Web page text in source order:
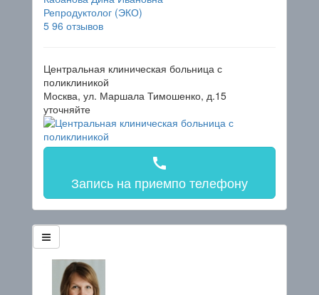
Репродуктолог (ЭКО)
5 96 отзывов
Центральная клиническая больница с
поликлиникой
Москва, ул. Маршала Тимошенко, д.15
уточняйте
call
Запись на приемпо телефону